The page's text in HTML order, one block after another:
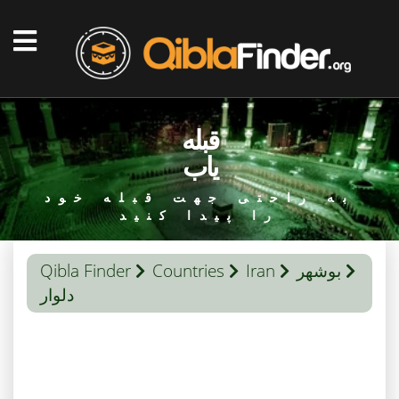
قبله
یاب
به راحتی جهت قبله خود
را پیدا کنید
Qibla Finder Countries Iran
بوشهر
دلوار